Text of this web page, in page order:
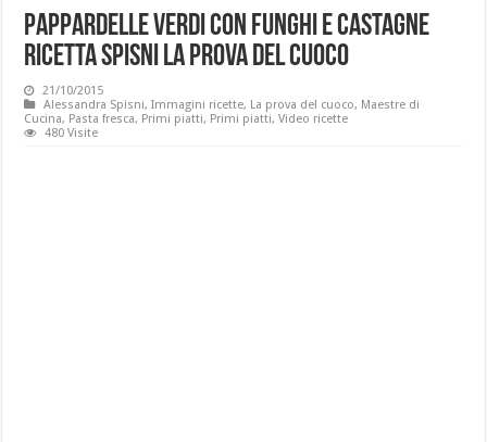
Pappardelle verdi con funghi e castagne
ricetta Spisni La Prova del Cuoco
21/10/2015
Alessandra Spisni,Immagini ricette, La prova del cuoco, Maestre di
Cucina, Pasta fresca, Primi piatti, Primi piatti,Video ricette
480 Visite